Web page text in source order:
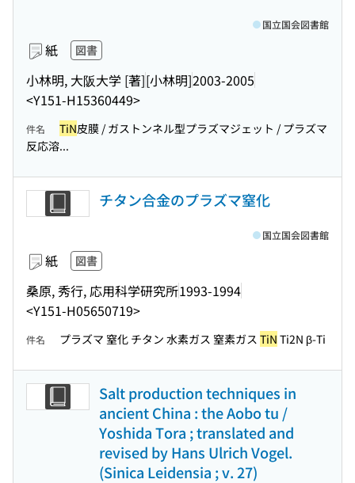
紙 図書
小林明, 大阪大学 [著][小林明]2003-2005
<Y151-H15360449>
国立国会図書館
件名 TiN皮膜 / ガストンネル型プラズマジェット / プラズマ
反応溶...
チタン合金のプラズマ窒化
紙 図書
桑原, 秀行, 応用科学研究所1993-1994
<Y151-H05650719>
国立国会図書館
件名 プラズマ 窒化 チタン 水素ガス 窒素ガス TiN Ti2N β-Ti
Salt production techniques in
ancient China : the Aobo tu /
Yoshida Tora ; translated and
revised by Hans Ulrich Vogel.
(Sinica Leidensia ; v. 27)